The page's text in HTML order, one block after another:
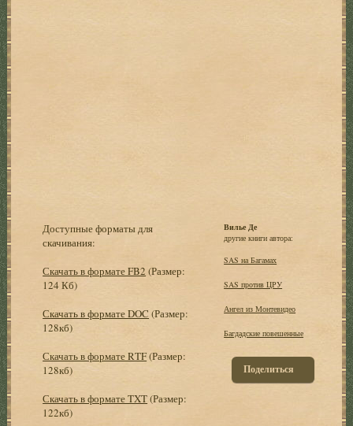
Доступные форматы для
скачивания:
Скачать в формате FB2 (Размер:
124 Кб)
Скачать в формате DOC (Размер:
128кб)
Скачать в формате RTF(Размер:
128кб)
Скачать в формате TXT(Размер:
122кб)
Вилье Де
другие книги автора:
SAS на Багамах
SAS против ЦРУ
Ангел из Монтевидео
Багдадские повешенные
Поделиться